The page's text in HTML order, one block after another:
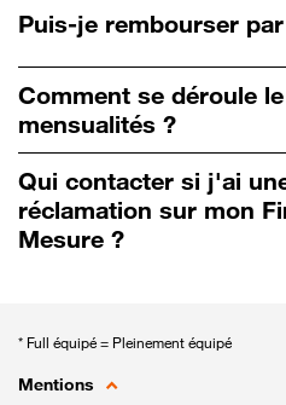
Puis-je rembourser
Comment se déroule
mensualités ?
Qui contacter si j'ai
réclamation sur mon
Mesure ?
* Full équipé = Pleinement équipé
Mentions